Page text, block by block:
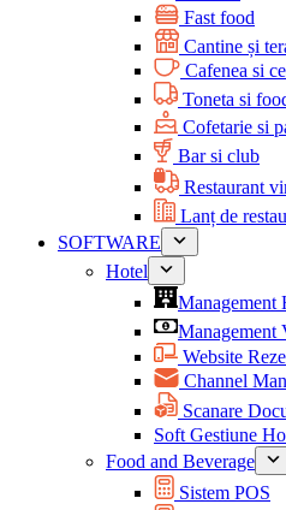
Fast food
Cantine și
Cafenea si
Toneta si
Cofetarie si
Bar si club
Restaurant
Lanț de
SOFTWARE
Hotel
Management
Management
Website
Channel
Scanare
Soft Gestiune
Food and Beverage
Sistem POS